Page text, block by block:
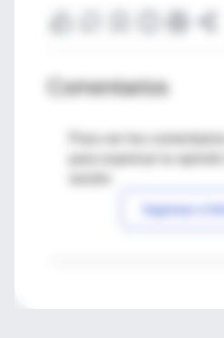
Comentarios
Para ver los
Ingresar a